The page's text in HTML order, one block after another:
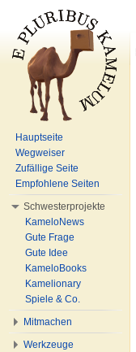
Hauptseite
Wegweiser
Zufällige Seite
Empfohlene Seiten
Schwesterprojekte
KameloNews
Gute Frage
Gute Idee
KameloBooks
Kamelionary
Spiele & Co.
Mitmachen
Werkzeuge